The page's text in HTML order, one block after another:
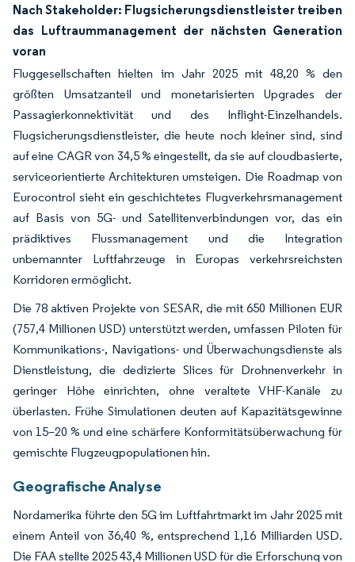
Nach Stakeholder: Flugsicherungsdienstleister treiben
das Luftraummanagement der nächsten Generation
voran
Fluggesellschaften hielten im Jahr 2025 mit 48,20 % den
größten Umsatzanteil und monetarisierten Upgrades der
Passagierkonnektivität und des Inflight-Einzelhandels.
Flugsicherungsdienstleister, die heute noch kleiner sind, sind
auf eine CAGR von 34,5 % eingestellt, da sie auf cloudbasierte,
serviceorientierte Architekturen umsteigen. Die Roadmap von
Eurocontrol sieht ein geschichtetes Flugverkehrsmanagement
auf Basis von 5G- und Satellitenverbindungen vor, das ein
prädiktives Flussmanagement und die Integration
unbemannter Luftfahrzeuge in Europas verkehrsreichsten
Korridoren ermöglicht.
Die 78 aktiven Projekte von SESAR, die mit 650 Millionen EUR
(757,4 Millionen USD) unterstützt werden, umfassen Piloten für
Kommunikations-, Navigations- und Überwachungsdienste als
Dienstleistung, die dedizierte Slices für Drohnenverkehr in
geringer Höhe einrichten, ohne veraltete VHF-Kanäle zu
überlasten. Frühe Simulationen deuten auf Kapazitätsgewinne
von 15–20 % und eine schärfere Konformitätsüberwachung für
gemischte Flugzeugpopulationen hin.
Geografische Analyse
Nordamerika führte den 5G im Luftfahrtmarkt im Jahr 2025 mit
einem Anteil von 36,40 %, entsprechend 1,16 Milliarden USD.
Die FAA stellte 2025 43,4 Millionen USD für die Erforschung von